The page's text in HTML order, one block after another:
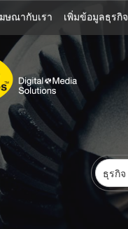
ษณากับเรา เพิ่มข้อมูลธุรกิจ
ธุรกิจ